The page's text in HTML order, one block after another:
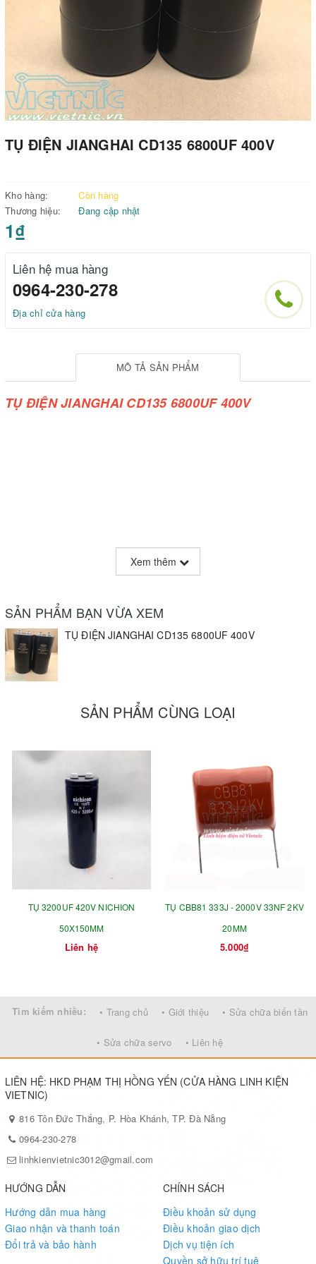
TỤ ĐIỆN JIANGHAI CD135 6800UF 400V
Kho hàng:
Còn hàng
Thương hiệu:
Đang cập nhật
1₫
Liên hệ mua hàng
0964-230-278
Địa chỉ cửa hàng
MÔ TẢ SẢN PHẨM
TỤ ĐIỆN JIANGHAI CD135 6800UF 400V
Xem thêm
SẢN PHẨM BẠN VỪA XEM
TỤ ĐIỆN JIANGHAI CD135 6800UF 400V
SẢN PHẨM CÙNG LOẠI
TỤ 3200UF 420V NICHION
50X150MM
Liên hệ
TỤ CBB81 333J - 2000V 33NF 2KV
20MM
5.000₫
Tìm kiếm nhiều: • Trang chủ • Giới thiệu • Sửa chữa biến tần
• Sửa chữa servo • Liên hệ
LIÊN HỆ: HKD PHẠM THỊ HỒNG YẾN (CỬA HÀNG LINH KIỆN
VIETNIC)
816 Tôn Đức Thắng, P. Hòa Khánh, TP. Đà Nẵng
0964-230-278
linhkienvietnic3012@gmail.com
HƯỚNG DẪN
Hướng dẫn mua hàng
Giao nhận và thanh toán
Đổi trả và bảo hành
CHÍNH SÁCH
Điều khoản sử dụng
Điều khoản giao dịch
Dịch vụ tiện ích
Quyền sở hữu trí tuệ